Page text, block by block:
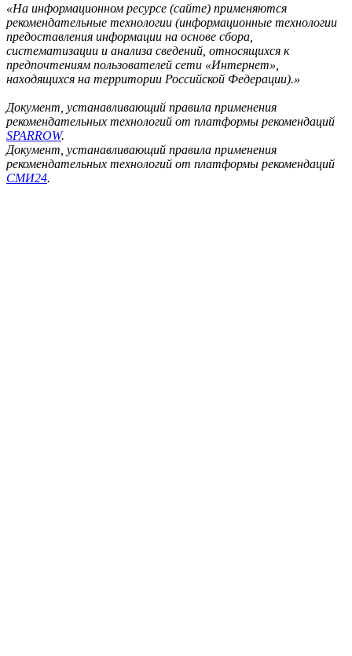
«На информационном ресурсе (сайте) применяются
рекомендательные технологии (информационные технологии
предоставления информации на основе сбора,
систематизации и анализа сведений, относящихся к
предпочтениям пользователей сети «Интернет»,
находящихся на территории Российской Федерации).»
Документ, устанавливающий правила применения
рекомендательных технологий от платформы рекомендаций
SPARROW.
Документ, устанавливающий правила применения
рекомендательных технологий от платформы рекомендаций
СМИ24.